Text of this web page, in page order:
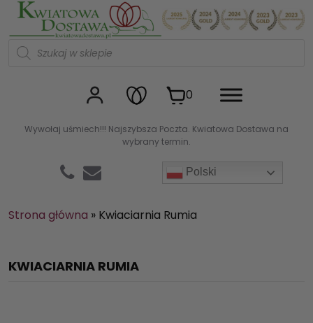
Wywołaj uśmiech!!! Najszybsza Poczta. Kwiatowa Dostawa na
wybrany termin.
Polski
Kwiaciarnia internetowa
W
d
u
w
0
Strona główna » Kwiaciarnia Rumia
KWIACIARNIA RUMIA